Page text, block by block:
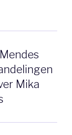
Mika